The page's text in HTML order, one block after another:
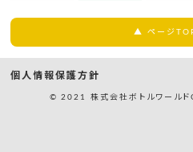
▲ ページ
個人情報保護方針
© 2021 株式会社ボトルワール